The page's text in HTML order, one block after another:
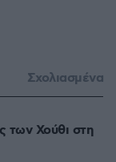
Σχολιασμένα
των Χούθι στη